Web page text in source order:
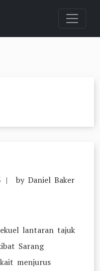
by Daniel Baker
lantaran tajuk
Sarang
menjurus